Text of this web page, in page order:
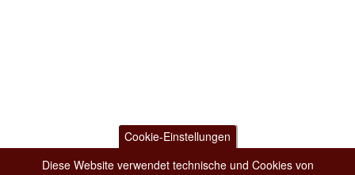
Cookie-Einstellungen
Diese Website verwendet technische und Cookies von